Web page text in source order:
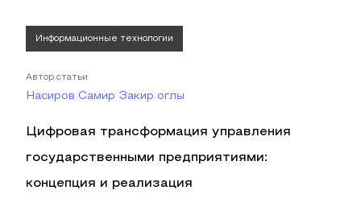
Информационные технологии
Автор статьи
Насиров Самир Закир оглы
Цифровая трансформация управления
государственными предприятиями:
концепция и реализация